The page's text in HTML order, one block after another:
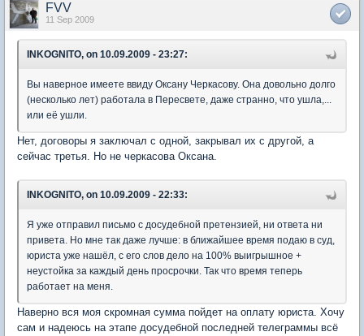
FVV
11 Sep 2009
INKOGNITO, on 10.09.2009 - 23:27:
Вы наверное имеете ввиду Оксану Черкасову. Она довольно долго
(несколько лет) работала в Пересвете, даже странно, что ушла,...
или её ушли.
Нет, договоры я заключал с одной, закрывал их с другой, а
сейчас третья. Но не черкасова Оксана.
INKOGNITO, on 10.09.2009 - 22:33:
Я уже отправил письмо с досудебной претензией, ни ответа ни
привета. Но мне так даже лучше: в ближайшее время подаю в суд,
юриста уже нашёл, с его слов дело на 100% выигрышное +
неустойка за каждый день просрочки. Так что время теперь
работает на меня.
Наверно вся моя скромная сумма пойдет на оплату юриста. Хочу
сам и надеюсь на этапе досудебной последней телеграммы всё